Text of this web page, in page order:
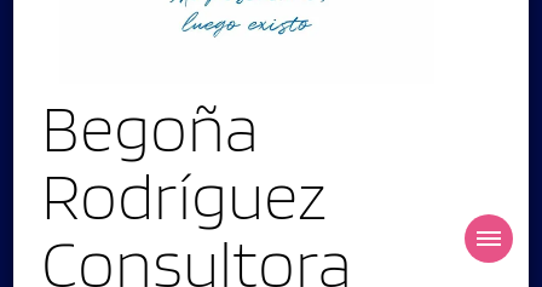
Begoña
Rodríguez
Consultora